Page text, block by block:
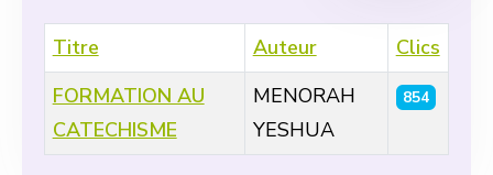
Titre Auteur
Clics
FORMATION AU
CATECHISME
MENORAH
YESHUA
854